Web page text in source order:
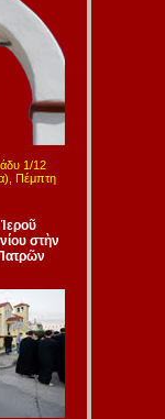
1/12
Πέμπτη
στὴν